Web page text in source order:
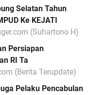
Selatan Tahun
Ke KEJATI
(Suhartono H)
Persiapan
RI Ta
(Berita Terupdate)
Pelaku Pencabulan